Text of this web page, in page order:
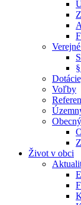
Voľby
Život v obci